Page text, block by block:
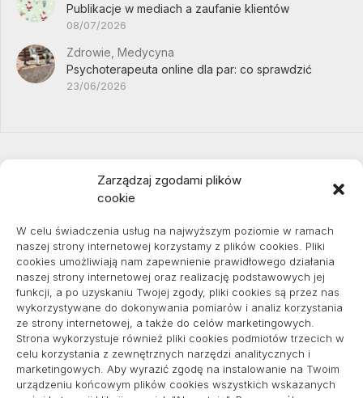
Zarządzaj zgodami plików
cookie
W celu świadczenia usług na najwyższym poziomie w ramach
naszej strony internetowej korzystamy z plików cookies. Pliki
cookies umożliwiają nam zapewnienie prawidłowego działania
naszej strony internetowej oraz realizację podstawowych jej
funkcji, a po uzyskaniu Twojej zgody, pliki cookies są przez nas
wykorzystywane do dokonywania pomiarów i analiz korzystania
ze strony internetowej, a także do celów marketingowych.
Strona wykorzystuje również pliki cookies podmiotów trzecich w
celu korzystania z zewnętrznych narzędzi analitycznych i
marketingowych. Aby wyrazić zgodę na instalowanie na Twoim
urządzeniu końcowym plików cookies wszystkich wskazanych
Publikacje w mediach a zaufanie klientów
08/07/2026
Zdrowie, Medycyna
Psychoterapeuta online dla par: co sprawdzić
23/06/2026
pozycjonowanie lokalne
Informacje
Polityka plików cookies (EU)